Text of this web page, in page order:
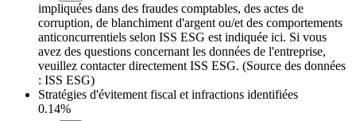
impliquées dans des fraudes comptables, des actes de
corruption, de blanchiment d'argent ou/et des comportements
anticoncurrentiels selon ISS ESG est indiquée ici. Si vous
avez des questions concernant les données de l'entreprise,
veuillez contacter directement ISS ESG. (Source des données
: ISS ESG)
Stratégies d'évitement fiscal et infractions identifiées
0.14%